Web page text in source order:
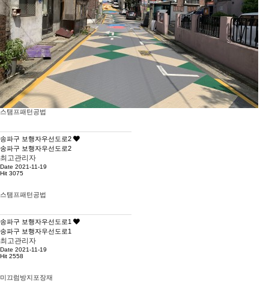
스탬프패턴공법
송파구 보행자우선도로2
송파구 보행자우선도로2
최고관리자
Date 2021-11-19
Hit 3075
스탬프패턴공법
송파구 보행자우선도로1
송파구 보행자우선도로1
최고관리자
Date 2021-11-19
Hit 2558
미끄럼방지포장재